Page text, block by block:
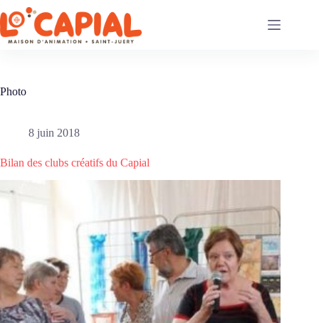
Passer
au
contenu
Photo
8 juin 2018
Bilan des clubs créatifs du Capial